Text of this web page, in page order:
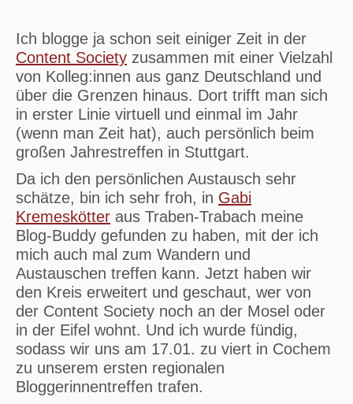
Ich blogge ja schon seit einiger Zeit in der
Content Society zusammen mit einer Vielzahl
von Kolleg:innen aus ganz Deutschland und
über die Grenzen hinaus. Dort trifft man sich
in erster Linie virtuell und einmal im Jahr
(wenn man Zeit hat), auch persönlich beim
großen Jahrestreffen in Stuttgart.
Da ich den persönlichen Austausch sehr
schätze, bin ich sehr froh, in Gabi
Kremeskötter aus Traben-Trabach meine
Blog-Buddy gefunden zu haben, mit der ich
mich auch mal zum Wandern und
Austauschen treffen kann. Jetzt haben wir
den Kreis erweitert und geschaut, wer von
der Content Society noch an der Mosel oder
in der Eifel wohnt. Und ich wurde fündig,
sodass wir uns am 17.01. zu viert in Cochem
zu unserem ersten regionalen
Bloggerinnentreffen trafen.